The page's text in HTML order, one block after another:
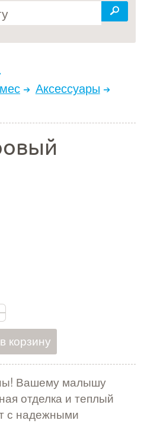
Аксессуары
в корзину
Вашему малышу
отделка и теплый
с надежными